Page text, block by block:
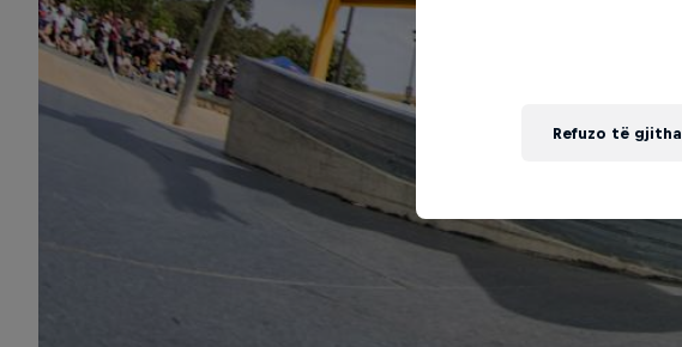
Refuzo të gjitha